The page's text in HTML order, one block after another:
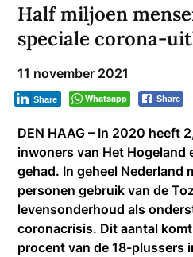
Half miljoen
speciale corona-
11 november 2021
Whatsapp Share
Share
DEN HAAG – In 2020 heeft
inwoners van Het Hogeland
gehad. In geheel Nederland
personen gebruik van de
levensonderhoud als
coronacrisis. Dit aantal
procent van de 18-plussers